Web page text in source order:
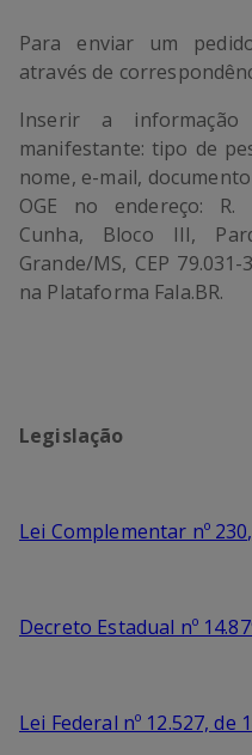
Para enviar um
através de
Inserir a
manifestante: tipo de
nome, e-mail,
OGE no endereço: R.
Cunha, Bloco III,
Grande/MS, CEP
na Plataforma Fala.BR.
Legislação
Lei Complementar nº
Decreto Estadual nº
Lei Federal nº 12.527, de